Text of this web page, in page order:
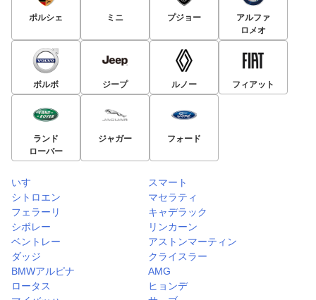
ポルシェ ミニ プジョー
アルファ
ロメオ
ボルボ ジープ ルノー フィアット
ランド
ローバー
ジャガー フォード
いすゞ
スマート
シトロエン
マセラティ
フェラーリ
キャデラック
シボレー
リンカーン
ベントレー
アストンマーティン
ダッジ
クライスラー
BMWアルピナ
AMG
ロータス
ヒョンデ